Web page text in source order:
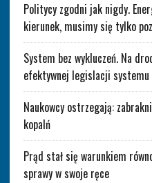
Politycy zgodni jak nigdy.
kierunek, musimy się tylko
System bez wykluczeń. Na
efektywnej legislacji systemu
Naukowcy ostrzegają:
kopalń
Prąd stał się warunkiem
sprawy w swoje ręce